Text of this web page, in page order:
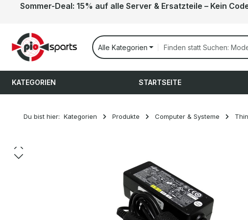
Hauptinhalt springen
Zur Suche springen
Zur Hauptnavigation springen
Sommer-Deal: 15% auf alle Server & Ersatzteile – Kein
Alle Kategorien
KATEGORIEN STARTSEITE
Du bist hier: Kategorien Produkte Computer & Systeme
Bildergalerie überspringen